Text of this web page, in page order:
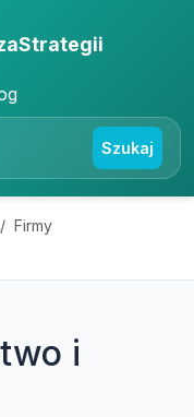
Szukaj
Firmy
i